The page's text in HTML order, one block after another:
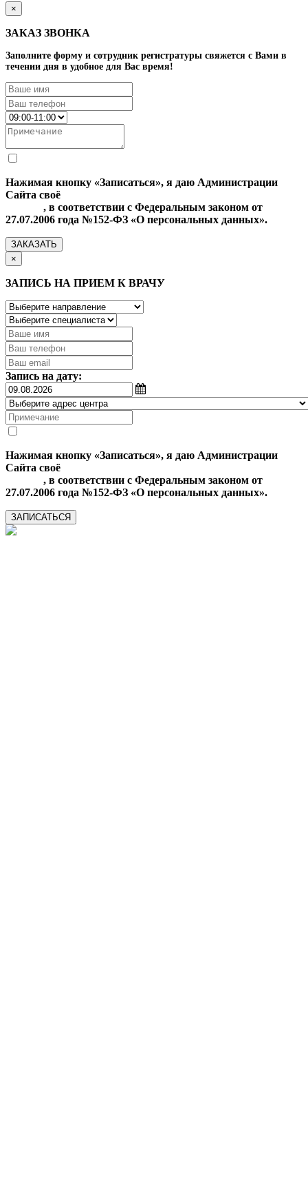
×
ЗАКАЗ ЗВОНКА
Заполните форму и сотрудник регистратуры свяжется с Вами в
течении дня в удобное для Вас время!
Нажимая кнопку «Записаться», я даю Администрации
Сайта своё
, в соответствии с Федеральным законом от
27.07.2006 года №152-ФЗ «О персональных данных».
ЗАКАЗАТЬ
×
ЗАПИСЬ НА ПРИЕМ К ВРАЧУ
Запись на дату:
Нажимая кнопку «Записаться», я даю Администрации
Сайта своё
, в соответствии с Федеральным законом от
27.07.2006 года №152-ФЗ «О персональных данных».
ЗАПИСАТЬСЯ